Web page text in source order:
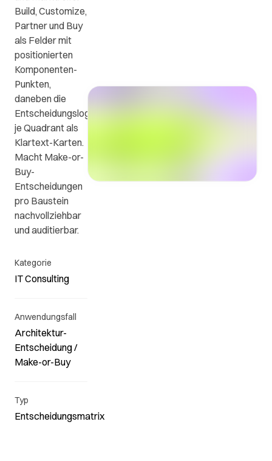
FAQs
Die
wichtigsten
Fragen
und
Antworten.
Build, Customize,
Partner und Buy
als Felder mit
positionierten
Komponenten-
Punkten,
daneben die
Entscheidungslogik
je Quadrant als
Klartext-Karten.
Macht Make-or-
Buy-
Entscheidungen
pro Baustein
nachvollziehbar
und auditierbar.
Kategorie
IT Consulting
Anwendungsfall
Architektur-
Entscheidung /
Make-or-Buy
Typ
Entscheidungsmatrix